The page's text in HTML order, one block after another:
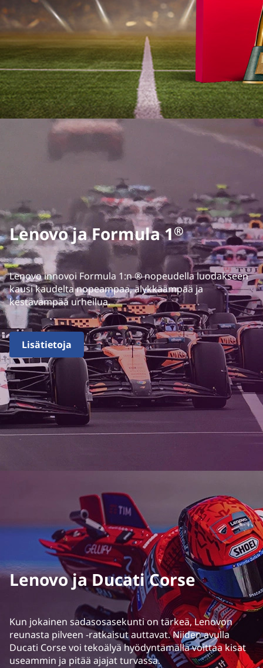
Lenovo ja Formula 1®
Lenovo innovoi Formula 1:n ® nopeudella luodakseen
kausi kaudelta nopeampaa, älykkäämpää ja
kestävämpää urheilua.
Lisätietoja
Lenovo ja Ducati Corse
Kun jokainen sadasosasekunti on tärkeä, Lenovon
reunasta pilveen -ratkaisut auttavat. Niiden avulla
Ducati Corse voi tekoälyä hyödyntämällä voittaa kisat
useammin ja pitää ajajat turvassa.